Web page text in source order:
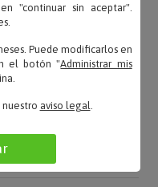
muy rápida»
"continuar sin aceptar".
Puede modificarlos en
el botón "Administrar mis
aviso legal